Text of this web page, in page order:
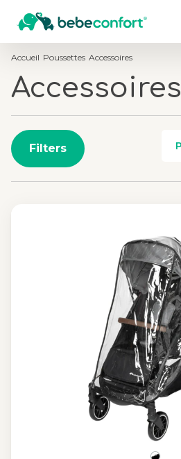
Accueil Poussettes Accessoires
Accessoires
Filters